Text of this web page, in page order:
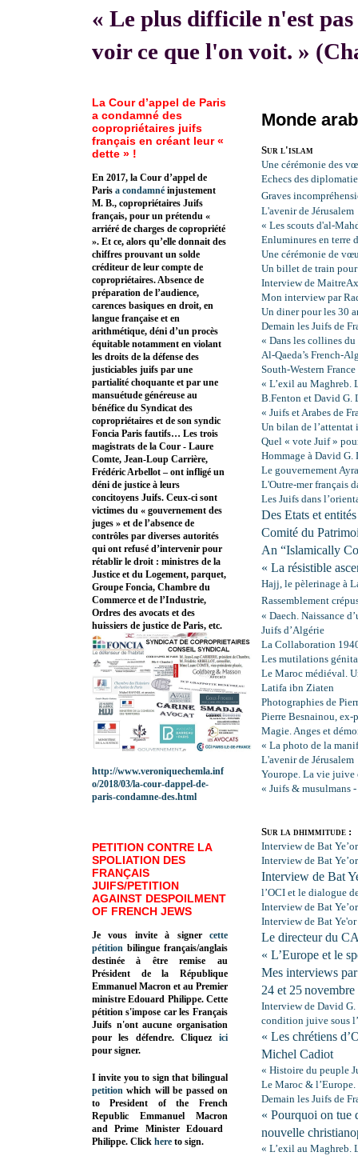
« Le plus difficile n'est
voir ce que l'on voit. »
Monde
Sur l'islam
Une cérémonie des
Echecs des
Graves
L'avenir de Jérusalem
« Les scouts d'al-
Enluminures en terre
Une cérémonie de
Un billet de train
Interview de
Mon interview par
Un diner pour les 30
Demain les Juifs de
« Dans les collines
Al-Qaeda’s French-
South-Western France
« L’exil au Maghreb.
B.Fenton et David G.
« Juifs et Arabes de
Un bilan de l’attentat
Quel « vote Juif »
Hommage à David
Le gouvernement
L'Outre-mer français
Les Juifs dans
Des Etats et
Comité du
An “Islamically
« La résistible
Hajj, le pèlerinage à
Rassemblement
« Daech. Naissance
Juifs d’Algérie
La Collaboration
Les mutilations
Le Maroc médiéval.
Latifa ibn Ziaten
Photographies de
Pierre Besnainou, ex-
Magie. Anges et
« La photo de la
L'avenir de Jérusalem
Yourope. La vie juive
« Juifs & musulmans
Sur la dhimmitude :
Interview de Bat
Interview de Bat
Interview de Bat
l’OCI et le dialogue
Interview de Bat
Interview de Bat
Le directeur du
« L’Europe et le
Mes interviews
24 et 25novembre
Interview de David
condition juive sous
« Les chrétiens
Michel Cadiot
« Histoire du peuple
Le Maroc & l’Europe.
Demain les Juifs de
« Pourquoi on tue
nouvelle
« L’exil au Maghreb.
La Cour d’appel de Paris
a condamné des
copropriétaires juifs
français en créant leur «
dette » !
En 2017, la Cour d’appel de
Paris a condamné injustement
M. B., copropriétaires Juifs
français, pour un prétendu «
arriéré de charges de copropriété
». Et ce, alors qu’elle donnait des
chiffres prouvant un solde
créditeur de leur compte de
copropriétaires. Absence de
préparation de l’audience,
carences basiques en droit, en
langue française et en
arithmétique, déni d’un procès
équitable notamment en violant
les droits de la défense des
justiciables juifs par une
partialité choquante et par une
mansuétude généreuse au
bénéfice du Syndicat des
copropriétaires et de son syndic
Foncia Paris fautifs… Les trois
magistrats de la Cour - Laure
Comte, Jean-Loup Carrière,
Frédéric Arbellot – ont infligé un
déni de justice à leurs
concitoyens Juifs. Ceux-ci sont
victimes du « gouvernement des
juges » et de l’absence de
contrôles par diverses autorités
qui ont refusé d’intervenir pour
rétablir le droit : ministres de la
Justice et du Logement, parquet,
Groupe Foncia, Chambre du
Commerce et de l’Industrie,
Ordres des avocats et des
huissiers de justice de Paris, etc.
http://www.veroniquechemla.inf
o/2018/03/la-cour-dappel-de-
paris-condamne-des.html
PETITION CONTRE LA
SPOLIATION DES
FRANÇAIS
JUIFS/PETITION
AGAINST DESPOILMENT
OF FRENCH JEWS
Je vous invite à signer cette
pétition bilingue français/anglais
destinée à être remise au
Président de la République
Emmanuel Macron et au Premier
ministre Edouard Philippe. Cette
pétition s'impose car les Français
Juifs n'ont aucune organisation
pour les défendre. Cliquez
ici
pour signer.
I invite you to sign that bilingual
petition which will be passed on
to President of the French
Republic Emmanuel Macron
and Prime MinisterEdouard
Philippe. Click here to sign.